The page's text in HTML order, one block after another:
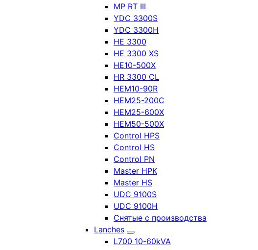
MP RT III
YDC 3300S
YDC 3300H
HE 3300
HE 3300 XS
HE10-500X
HR 3300 CL
HEM10-90R
HEM25-200C
HEM25-600X
HEM50-500X
Control HPS
Control HS
Control PN
Master HPK
Master HS
UDC 9100S
UDC 9100H
Снятые с производства
Lanches
L700 10-60kVA